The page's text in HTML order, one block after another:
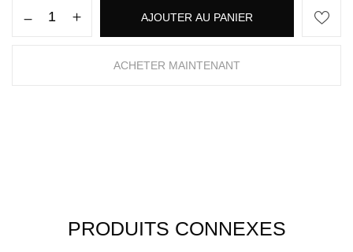
AJOUTER AU PANIER
ACHETER MAINTENANT
PRODUITS CONNEXES